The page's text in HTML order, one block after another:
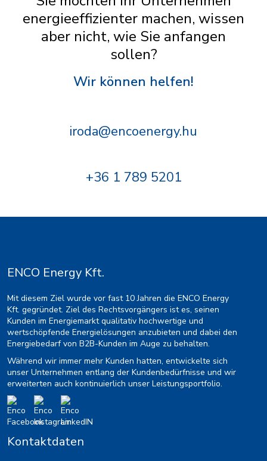
energieeffizienter machen, wissen
aber nicht, wie Sie anfangen
sollen?
Wir können helfen!
iroda@encoenergy.hu
+36 1 789 5201
ENCO Energy Kft.
Mit diesem Ziel wurde vor fast 10 Jahren die ENCO Energy
Kft. gegründet. Ziel des Rechtsvorgängers ist es, seinen
Kunden im Energiemarkt qualitativ hochwertige und
wertschöpfende Energielösungen anzubieten und dabei den
Energiebedarf von B2B-Kunden im Auge zu behalten.
Während wir immer mehr Kunden hatten, entwickelte sich
unser Unternehmen entlang der Kundenbedürfnisse und wir
erweiterten auch kontinuierlich unser Leistungsportfolio.
Kontaktdaten